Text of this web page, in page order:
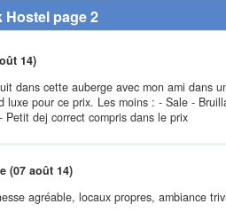
Hostel page 2
14)
dans cette auberge avec mon ami dans
luxe pour ce prix. Les moins : - Sale -
Petit dej correct compris dans le prix
(07 août 14)
agréable, locaux propres, ambiance